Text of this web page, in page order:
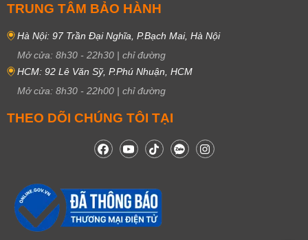
TRUNG TÂM BẢO HÀNH
Hà Nội: 97 Trần Đại Nghĩa, P.Bạch Mai, Hà Nội
Mở cửa: 8h30 - 22h30 | chỉ đường
HCM: 92 Lê Văn Sỹ, P.Phú Nhuận, HCM
Mở cửa: 8h30 - 22h00 | chỉ đường
THEO DÕI CHÚNG TÔI TẠI